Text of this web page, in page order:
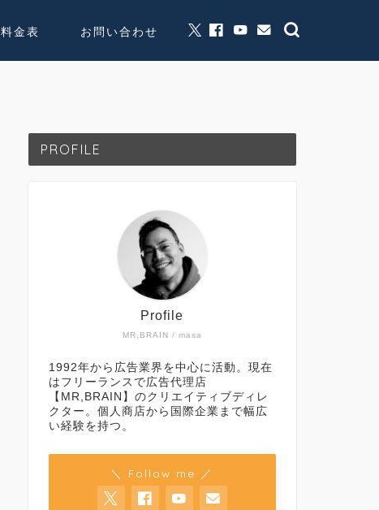
料金表 お問い合わせ
PROFILE
MR,BRAIN / masa
Profile
1992年から広告業界を中心に活動。現在
はフリーランスで広告代理店
【MR,BRAIN】のクリエイティブディレ
クター。個人商店から国際企業まで幅広
い経験を持つ。
＼ Follow me ／